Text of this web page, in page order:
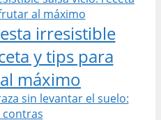
irresistible
y tips para
máximo